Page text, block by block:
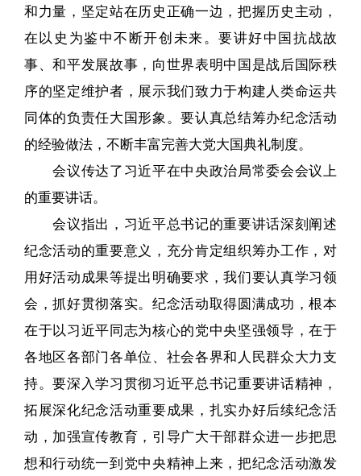
和力量，坚定站在历史正确一边，把握历史主动，
在以史为鉴中不断开创未来。要讲好中国抗战故
事、和平发展故事，向世界表明中国是战后国际秩
序的坚定维护者，展示我们致力于构建人类命运共
同体的负责任大国形象。要认真总结筹办纪念活动
的经验做法，不断丰富完善大党大国典礼制度。
会议传达了习近平在中央政治局常委会会议上
的重要讲话。
会议指出，习近平总书记的重要讲话深刻阐述
纪念活动的重要意义，充分肯定组织筹办工作，对
用好活动成果等提出明确要求，我们要认真学习领
会，抓好贯彻落实。纪念活动取得圆满成功，根本
在于以习近平同志为核心的党中央坚强领导，在于
各地区各部门各单位、社会各界和人民群众大力支
持。要深入学习贯彻习近平总书记重要讲话精神，
拓展深化纪念活动重要成果，扎实办好后续纪念活
动，加强宣传教育，引导广大干部群众进一步把思
想和行动统一到党中央精神上来，把纪念活动激发